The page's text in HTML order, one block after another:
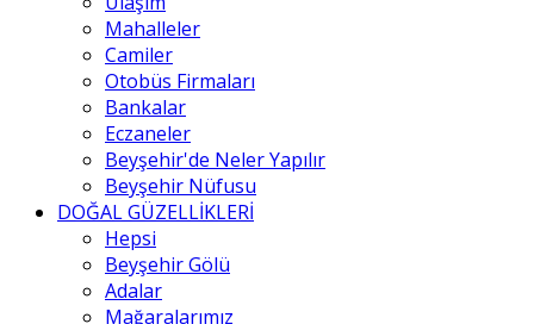
Mahalleler
Camiler
Otobüs Firmaları
Bankalar
Eczaneler
Beyşehir'de Neler Yapılır
Beyşehir Nüfusu
DOĞAL GÜZELLİKLERİ
Hepsi
Beyşehir Gölü
Adalar
Mağaralarımız